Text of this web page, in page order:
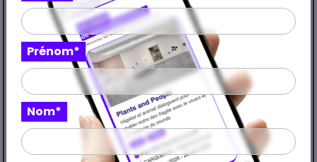
Prénom*
Nom*